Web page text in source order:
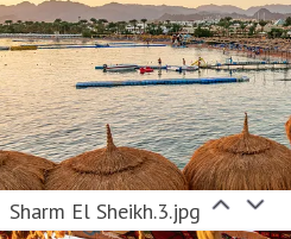
Sharm El Sheikh.3.jpg